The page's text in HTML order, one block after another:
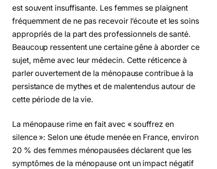
est souvent insuffisante. Les femmes se plaignent
fréquemment de ne pas recevoir l’écoute et les soins
appropriés de la part des professionnels de santé.
Beaucoup ressentent une certaine gêne à aborder ce
sujet, même avec leur médecin. Cette réticence à
parler ouvertement de la ménopause contribue à la
persistance de mythes et de malentendus autour de
cette période de la vie.
La ménopause rime en fait avec « souffrez en
silence »: Selon une étude menée en France, environ
20 % des femmes ménopausées déclarent que les
symptômes de la ménopause ont un impact négatif